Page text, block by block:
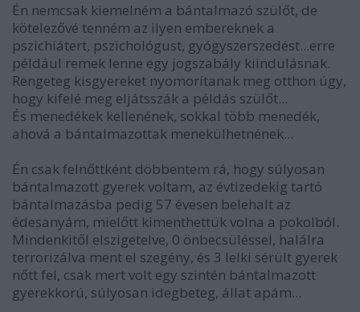
Én nemcsak kiemelném a bántalmazó szülőt, de
kötelezővé tenném az ilyen embereknek a
pszichiátert, pszichológust, gyógyszerszedést...erre
például remek lenne egy jogszabály kiindulásnak.
Rengeteg kisgyereket nyomorítanak meg otthon úgy,
hogy kifelé meg eljátsszák a példás szülőt...
És menedékek kellenének, sokkal több menedék,
ahová a bántalmazottak menekülhetnének...
Én csak felnőttként döbbentem rá, hogy súlyosan
bántalmazott gyerek voltam, az évtizedekig tartó
bántalmazásba pedig 57 évesen belehalt az
édesanyám, mielőtt kimenthettük volna a pokolból.
Mindenkitől elszigetelve, 0 önbecsüléssel, halálra
terrorizálva ment el szegény, és 3 lelki sérült gyerek
nőtt fel, csak mert volt egy szintén bántalmazott
gyerekkorú, súlyosan idegbeteg, állat apám...